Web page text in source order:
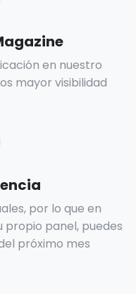
en nuestro
mayor visibilidad
por lo que en
panel, puedes
próximo mes